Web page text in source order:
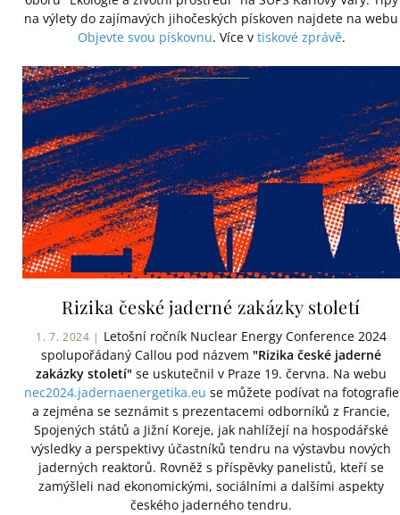
na výlety do zajímavých jihočeských pískoven najdete na webu
Objevte svou pískovnu. Více v tiskové zprávě.
Rizika české jaderné zakázky století
1. 7. 2024 | Letošní ročník Nuclear Energy Conference 2024
spolupořádaný Callou pod názvem "Rizika české jaderné
zakázky století" se uskutečnil v Praze 19. června. Na webu
nec2024.jadernaenergetika.eu se můžete podívat na fotografie
a zejména se seznámit s prezentacemi odborníků z Francie,
Spojených států a Jižní Koreje, jak nahlížejí na hospodářské
výsledky a perspektivy účastníků tendru na výstavbu nových
jaderných reaktorů. Rovněž s příspěvky panelistů, kteří se
zamýšleli nad ekonomickými, sociálními a dalšími aspekty
českého jaderného tendru.